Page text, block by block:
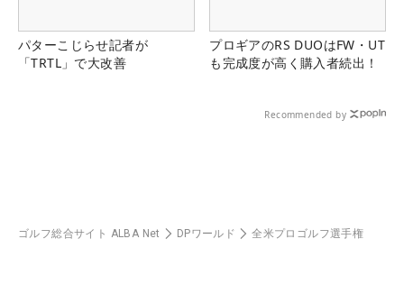
パターこじらせ記者が
「TRTL」で大改善
プロギアのRS DUOはFW・UT
も完成度が高く購入者続出！
Recommended by
ゴルフ総合サイト ALBA Net DPワールド 全米プロゴルフ選手権